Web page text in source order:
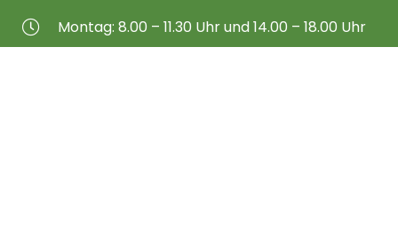
Montag: 8.00 – 11.30 Uhr und 14.00 – 18.00 Uhr